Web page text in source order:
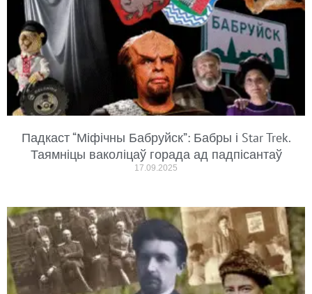
Падкаст “Міфічны Бабруйск”: Бабры і Star Trek.
Таямніцы ваколіцаў горада ад падпісантаў
17.09.2025